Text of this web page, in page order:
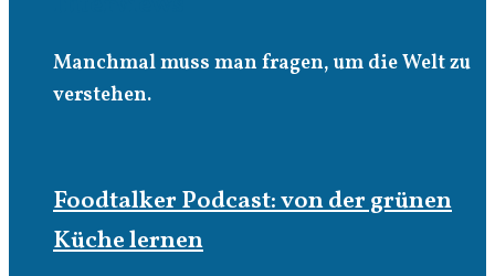
Manchmal muss man fragen, um die Welt zu
verstehen.
Foodtalker Podcast: von der grünen
Küche lernen